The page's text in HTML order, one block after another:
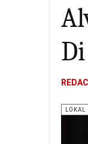
LOKAL